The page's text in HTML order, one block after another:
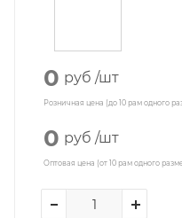
0 руб /шт
Розничная цена (до 10 рам одного
0 руб /шт
Оптовая цена (от 10 рам одного